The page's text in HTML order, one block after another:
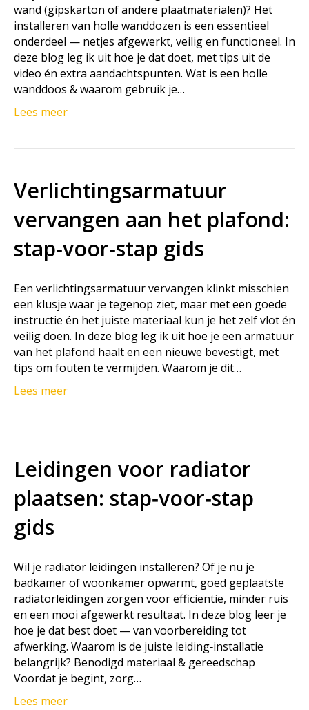
wand (gipskarton of andere plaatmaterialen)? Het
installeren van holle wanddozen is een essentieel
onderdeel — netjes afgewerkt, veilig en functioneel. In
deze blog leg ik uit hoe je dat doet, met tips uit de
video én extra aandachtspunten. Wat is een holle
wanddoos & waarom gebruik je…
Lees meer
Verlichtingsarmatuur
vervangen aan het plafond:
stap‑voor‑stap gids
Een verlichtingsarmatuur vervangen klinkt misschien
een klusje waar je tegenop ziet, maar met een goede
instructie én het juiste materiaal kun je het zelf vlot én
veilig doen. In deze blog leg ik uit hoe je een armatuur
van het plafond haalt en een nieuwe bevestigt, met
tips om fouten te vermijden. Waarom je dit…
Lees meer
Leidingen voor radiator
plaatsen: stap‑voor‑stap
gids
Wil je radiator leidingen installeren? Of je nu je
badkamer of woonkamer opwarmt, goed geplaatste
radiatorleidingen zorgen voor efficiëntie, minder ruis
en een mooi afgewerkt resultaat. In deze blog leer je
hoe je dat best doet — van voorbereiding tot
afwerking. Waarom is de juiste leiding‑installatie
belangrijk? Benodigd materiaal & gereedschap
Voordat je begint, zorg…
Lees meer